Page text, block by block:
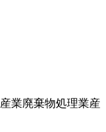
産業廃棄物処理業産